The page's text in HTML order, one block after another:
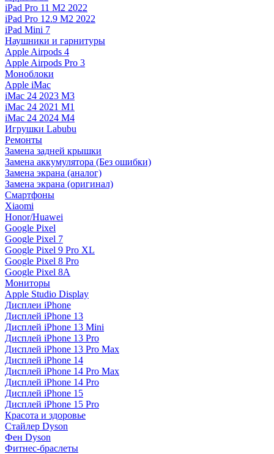
iPad Pro 11 M2 2022
iPad Pro 12.9 M2 2022
iPad Mini 7
Наушники и гарнитуры
Apple Airpods 4
Apple Airpods Pro 3
Моноблоки
Apple iMac
iMac 24 2023 M3
iMac 24 2021 M1
iMac 24 2024 M4
Игрушки Labubu
Ремонты
Замена задней крышки
Замена аккумулятора (Без ошибки)
Замена экрана (аналог)
Замена экрана (оригинал)
Смартфоны
Xiaomi
Honor/Huawei
Google Pixel
Google Pixel 7
Google Pixel 9 Pro XL
Google Pixel 8 Pro
Google Pixel 8A
Мониторы
Apple Studio Display
Дисплеи iPhone
Дисплей iPhone 13
Дисплей iPhone 13 Mini
Дисплей iPhone 13 Pro
Дисплей iPhone 13 Pro Max
Дисплей iPhone 14
Дисплей iPhone 14 Pro Max
Дисплей iPhone 14 Pro
Дисплей iPhone 15
Дисплей iPhone 15 Pro
Красота и здоровье
Стайлер Dyson
Фен Dyson
Фитнес-браслеты